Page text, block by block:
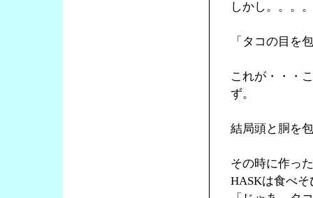
しかし。。。。
「タコの目を
これが・・・
ず。
結局頭と胴を
その時に作っ
HASKは食べ